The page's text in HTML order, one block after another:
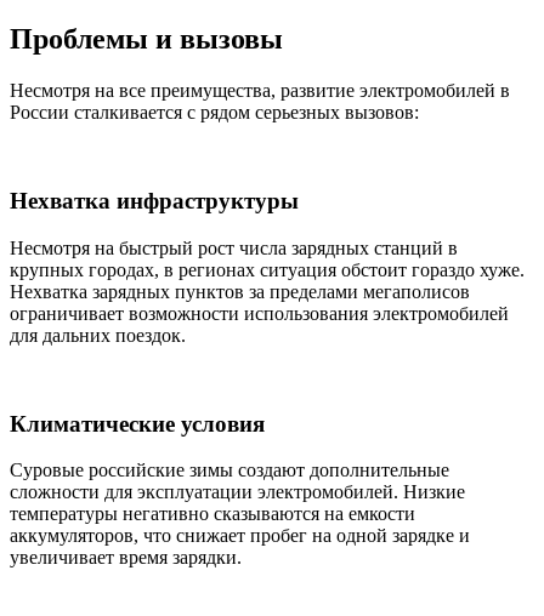
Проблемы и вызовы
Несмотря на все преимущества, развитие электромобилей в
России сталкивается с рядом серьезных вызовов:
Нехватка инфраструктуры
Несмотря на быстрый рост числа зарядных станций в
крупных городах, в регионах ситуация обстоит гораздо хуже.
Нехватка зарядных пунктов за пределами мегаполисов
ограничивает возможности использования электромобилей
для дальних поездок.
Климатические условия
Суровые российские зимы создают дополнительные
сложности для эксплуатации электромобилей. Низкие
температуры негативно сказываются на емкости
аккумуляторов, что снижает пробег на одной зарядке и
увеличивает время зарядки.